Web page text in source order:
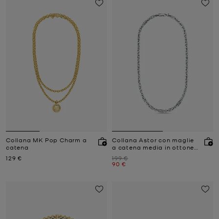
Collana MK Pop Charm a
catena
Prezzo attuale
129 €
Collana Astor con maglie
a catena media in ottone
placcato in metallo
prezioso
Prezzo iniziale
199 €
Prezzo attuale
90 €